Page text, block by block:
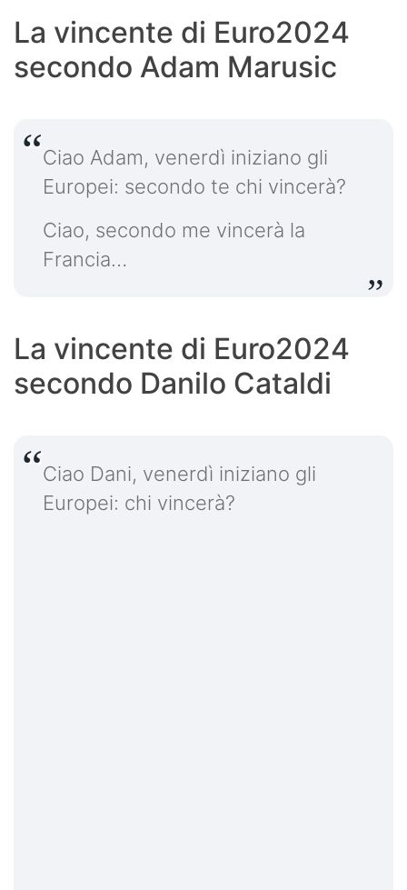
La vincente di Euro2024
secondo Adam Marusic
Ciao Adam, venerdì iniziano gli
Europei: secondo te chi vincerà?
Ciao, secondo me vincerà la
Francia…
La vincente di Euro2024
secondo Danilo Cataldi
Ciao Dani, venerdì iniziano gli
Europei: chi vincerà?